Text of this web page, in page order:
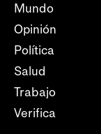
Mundo
Opinión
Política
Salud
Trabajo
Verifica